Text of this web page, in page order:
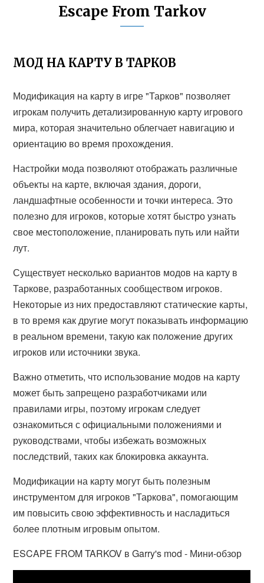
Escape From Tarkov
МОД НА КАРТУ В ТАРКОВ
Модификация на карту в игре "Тарков" позволяет
игрокам получить детализированную карту игрового
мира, которая значительно облегчает навигацию и
ориентацию во время прохождения.
Настройки мода позволяют отображать различные
объекты на карте, включая здания, дороги,
ландшафтные особенности и точки интереса. Это
полезно для игроков, которые хотят быстро узнать
свое местоположение, планировать путь или найти
лут.
Существует несколько вариантов модов на карту в
Таркове, разработанных сообществом игроков.
Некоторые из них предоставляют статические карты,
в то время как другие могут показывать информацию
в реальном времени, такую как положение других
игроков или источники звука.
Важно отметить, что использование модов на карту
может быть запрещено разработчиками или
правилами игры, поэтому игрокам следует
ознакомиться с официальными положениями и
руководствами, чтобы избежать возможных
последствий, таких как блокировка аккаунта.
Модификации на карту могут быть полезным
инструментом для игроков "Таркова", помогающим
им повысить свою эффективность и насладиться
более плотным игровым опытом.
ESCAPE FROM TARKOV в Garry's mod - Мини-обзор